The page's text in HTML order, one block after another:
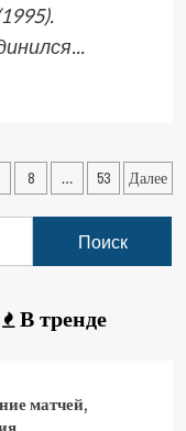
8 … 53 Далее
В тренде
матчей,